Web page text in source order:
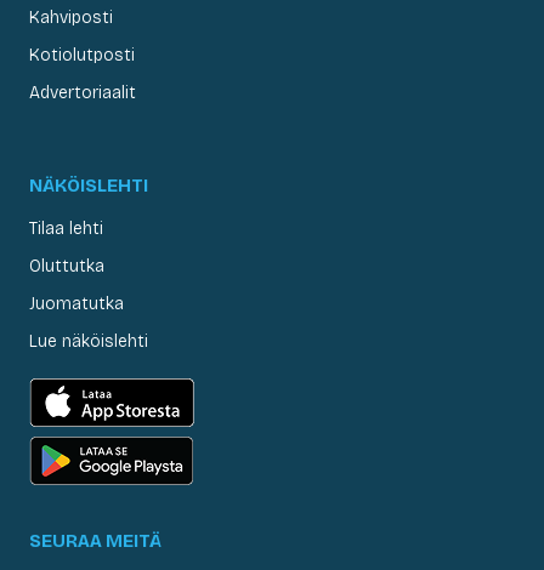
Kahviposti
Kotiolutposti
Advertoriaalit
NÄKÖISLEHTI
Tilaa lehti
Oluttutka
Juomatutka
Lue näköislehti
SEURAA MEITÄ